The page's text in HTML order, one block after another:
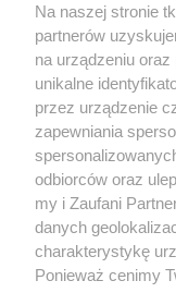
Reklama Tematy
Na naszej stronie
partnerów
na urządzeniu
unikalne
przez urządzenie
zapewniania
odbiorców oraz
my i Zaufani
danych
charakterystykę
Ponieważ cenimy